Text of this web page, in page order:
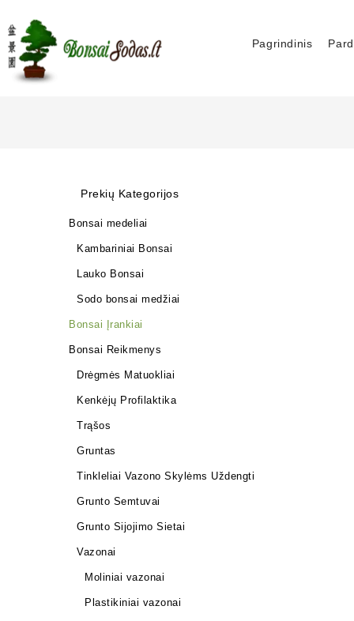
Pagrindinis
Prekių Kategorijos
Bonsai medeliai
Kambariniai Bonsai
Lauko Bonsai
Sodo bonsai medžiai
Bonsai Įrankiai
Bonsai Reikmenys
Drėgmės Matuokliai
Kenkėjų Profilaktika
Trąšos
Gruntas
Tinkleliai Vazono Skylėms Uždengti
Grunto Semtuvai
Grunto Sijojimo Sietai
Vazonai
Moliniai vazonai
Plastikiniai vazonai